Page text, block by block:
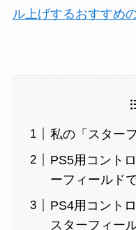
ル上げするおすすめ
私の「スター
PS5用コント
ーフィールド
PS4用コント
スターフィー